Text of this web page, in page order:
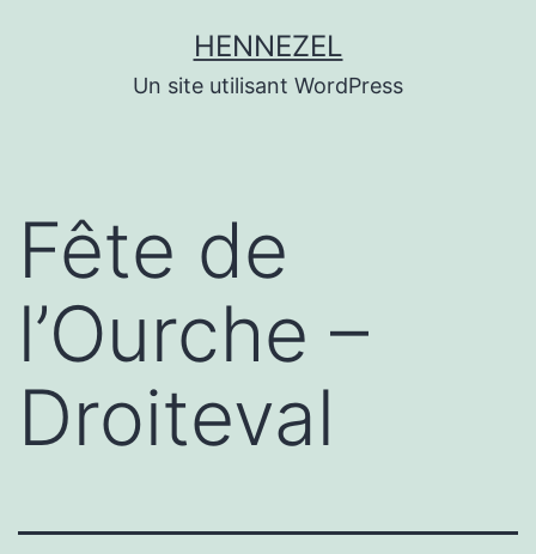
HENNEZEL
Un site utilisant WordPress
Fête de
l’Ourche –
Droiteval